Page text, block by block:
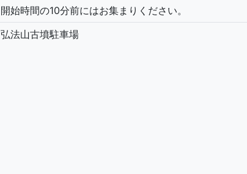
開始時間の10分前にはお集まりください。
弘法山古墳駐車場